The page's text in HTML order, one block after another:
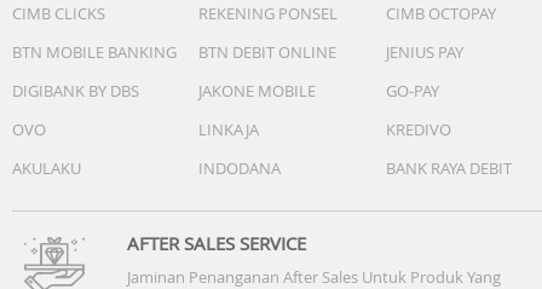
CIMB CLICKS
REKENING PONSEL
CIMB OCTOPAY
BTN MOBILE BANKING
BTN DEBIT ONLINE
JENIUS PAY
DIGIBANK BY DBS
JAKONE MOBILE
GO-PAY
OVO
LINKAJA
KREDIVO
AKULAKU
INDODANA BANK RAYA DEBIT
AFTER SALES SERVICE
Jaminan Penanganan After Sales Untuk Produk Yang